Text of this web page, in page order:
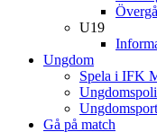
U19
Ungdom
Spela i IFK
Gå på match